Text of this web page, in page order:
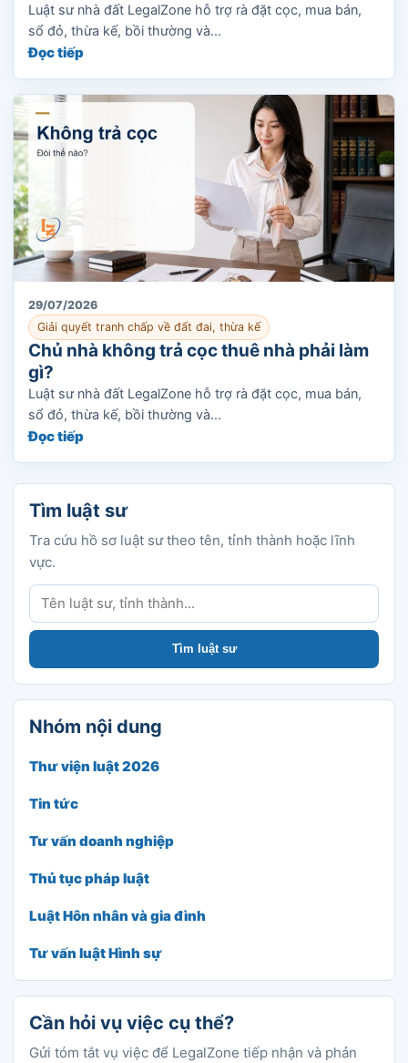
Luật sư nhà đất LegalZone hỗ trợ rà đặt cọc, mua bán,
sổ đỏ, thừa kế, bồi thường và...
Đọc tiếp
29/07/2026
Giải quyết tranh chấp về đất đai, thừa kế
Chủ nhà không trả cọc thuê nhà phải làm
gì?
Luật sư nhà đất LegalZone hỗ trợ rà đặt cọc, mua bán,
sổ đỏ, thừa kế, bồi thường và...
Đọc tiếp
Tìm luật sư
Tra cứu hồ sơ luật sư theo tên, tỉnh thành hoặc lĩnh
vực.
Tìm luật sư
Tìm luật sư
Nhóm nội dung
Thư viện luật 2026
Tin tức
Tư vấn doanh nghiệp
Thủ tục pháp luật
Luật Hôn nhân và gia đình
Tư vấn luật Hình sự
Cần hỏi vụ việc cụ thể?
Gửi tóm tắt vụ việc để LegalZone tiếp nhận và phản